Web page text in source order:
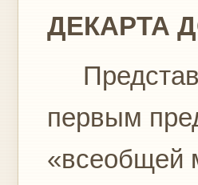
ДЕКАРТА
первым
«всеобщей